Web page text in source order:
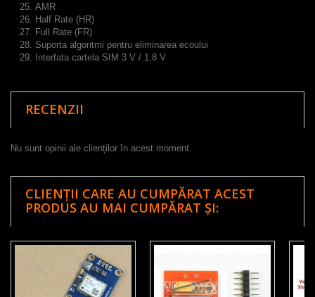
AMR
Half Rate (HR)
Full Rate (FR)
Suporta algoritmi pentru eliminarea ecoului
Interfata cartela SIM 3 V / 1.8 V
RECENZII
Nu sunt opinii ale clienților în acest moment.
CLIENȚII CARE AU CUMPĂRAT ACEST
PRODUS AU MAI CUMPĂRAT ȘI: